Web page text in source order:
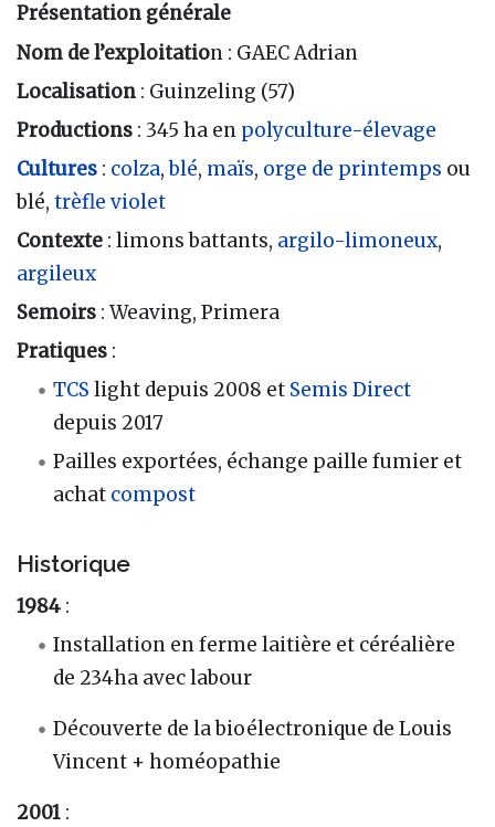
Présentation générale
Nom de l’exploitation : GAEC Adrian
Localisation : Guinzeling (57)
Productions : 345 ha en polyculture-élevage
Cultures : colza,blé, maïs, orge de printemps ou
blé, trèfle violet
Contexte : limons battants, argilo-limoneux,
argileux
Semoirs : Weaving, Primera
Pratiques :
TCS light depuis 2008 et Semis Direct
depuis 2017
Pailles exportées, échange paille fumier et
achat compost
Historique
1984 :
Installation en ferme laitière et céréalière
de 234ha avec labour
Découverte de la bioélectronique de Louis
Vincent + homéopathie
2001 :